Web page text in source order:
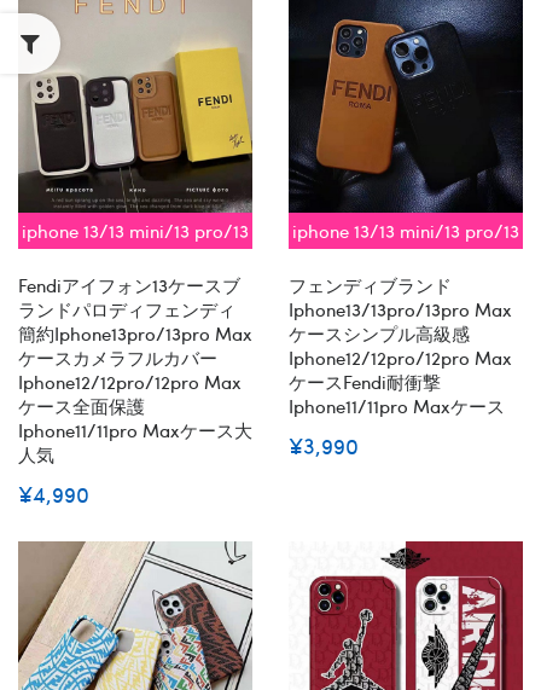
iphone 13/13 mini/13 pro/13
Fendiアイフォン13ケースブ
ランドパロディフェンディ
簡約iphone13pro/13pro Max
ケースカメラフルカバー
Iphone12/12pro/12pro Max
ケース全面保護
Iphone11/11pro Maxケース大
人気
¥4,990
iphone 13/13 mini/13 pro/13
フェンディブランド
Iphone13/13pro/13pro Max
ケースシンプル高級感
Iphone12/12pro/12pro Max
ケースFendi耐衝撃
Iphone11/11pro Maxケース
¥3,990